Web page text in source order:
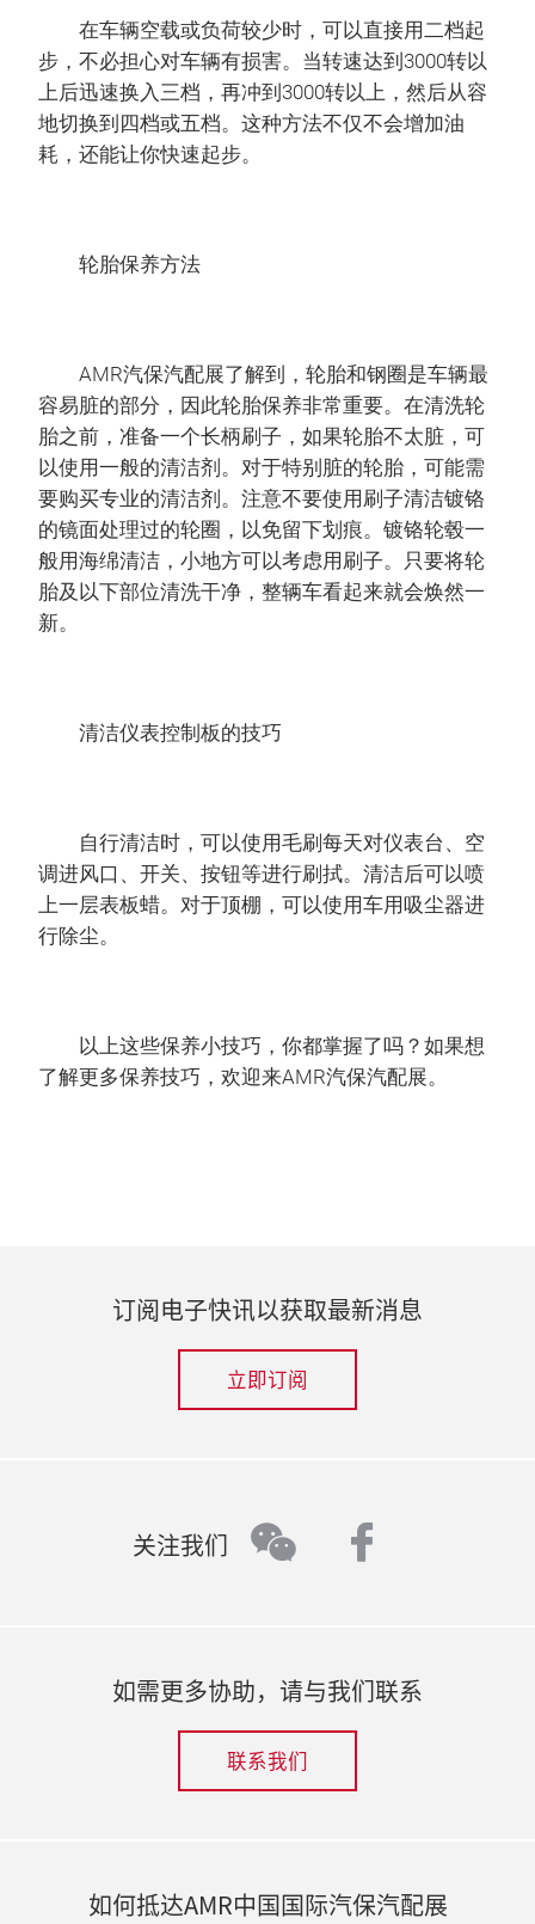
在车辆空载或负荷较少时，可以直接用二档起
步，不必担心对车辆有损害。当转速达到3000转以
上后迅速换入三档，再冲到3000转以上，然后从容
地切换到四档或五档。这种方法不仅不会增加油
耗，还能让你快速起步。
轮胎保养方法
AMR汽保汽配展了解到，轮胎和钢圈是车辆最
容易脏的部分，因此轮胎保养非常重要。在清洗轮
胎之前，准备一个长柄刷子，如果轮胎不太脏，可
以使用一般的清洁剂。对于特别脏的轮胎，可能需
要购买专业的清洁剂。注意不要使用刷子清洁镀铬
的镜面处理过的轮圈，以免留下划痕。镀铬轮毂一
般用海绵清洁，小地方可以考虑用刷子。只要将轮
胎及以下部位清洗干净，整辆车看起来就会焕然一
新。
清洁仪表控制板的技巧
自行清洁时，可以使用毛刷每天对仪表台、空
调进风口、开关、按钮等进行刷拭。清洁后可以喷
上一层表板蜡。对于顶棚，可以使用车用吸尘器进
行除尘。
以上这些保养小技巧，你都掌握了吗？如果想
了解更多保养技巧，欢迎来AMR汽保汽配展。
订阅电子快讯以获取最新消息
立即订阅
关注我们 wechat
如需更多协助，请与我们联系
联系我们
如何抵达AMR中国国际汽保汽配展